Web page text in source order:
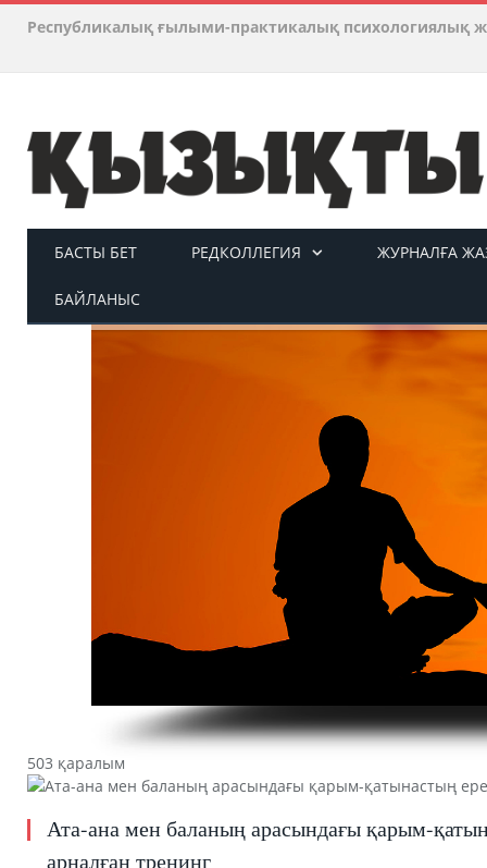
Республикалық ғылыми-практикалық психологиялық
БАСТЫ БЕТ РЕДКОЛЛЕГИЯ ЖУРНАЛҒА
БАЙЛАНЫС
503 қаралым
Ата-ана мен баланың арасындағы қарым-
арналған тренинг